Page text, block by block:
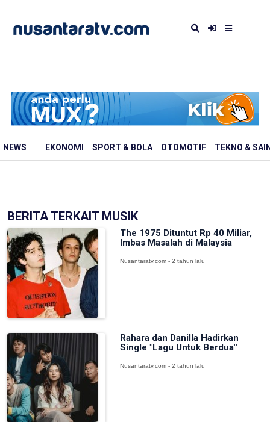
NEWS EKONOMI SPORT & BOLA OTOMOTIF TEKNO &
BERITA TERKAIT MUSIK
The 1975 Dituntut Rp 40 Miliar,
Imbas Masalah di Malaysia
Nusantaratv.com - 2 tahun lalu
Rahara dan Danilla Hadirkan
Single "Lagu Untuk Berdua"
Nusantaratv.com - 2 tahun lalu